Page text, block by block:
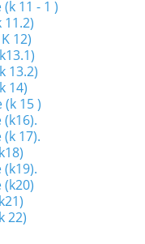
11 - 1 )
12)
13.2)
14)
15 )
17).
22)